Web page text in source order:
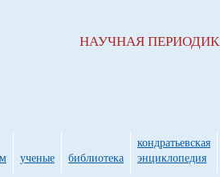
НАУЧНАЯ
ученые библиотека
кондратьевская
энциклопедия